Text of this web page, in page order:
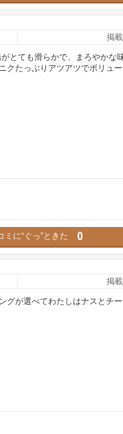
掲
ても滑らかで、まろやかな
クたっぷりアツアツでボリュ
ミに“ぐっ”ときた 0
掲
グが選べてわたしはナスとチ